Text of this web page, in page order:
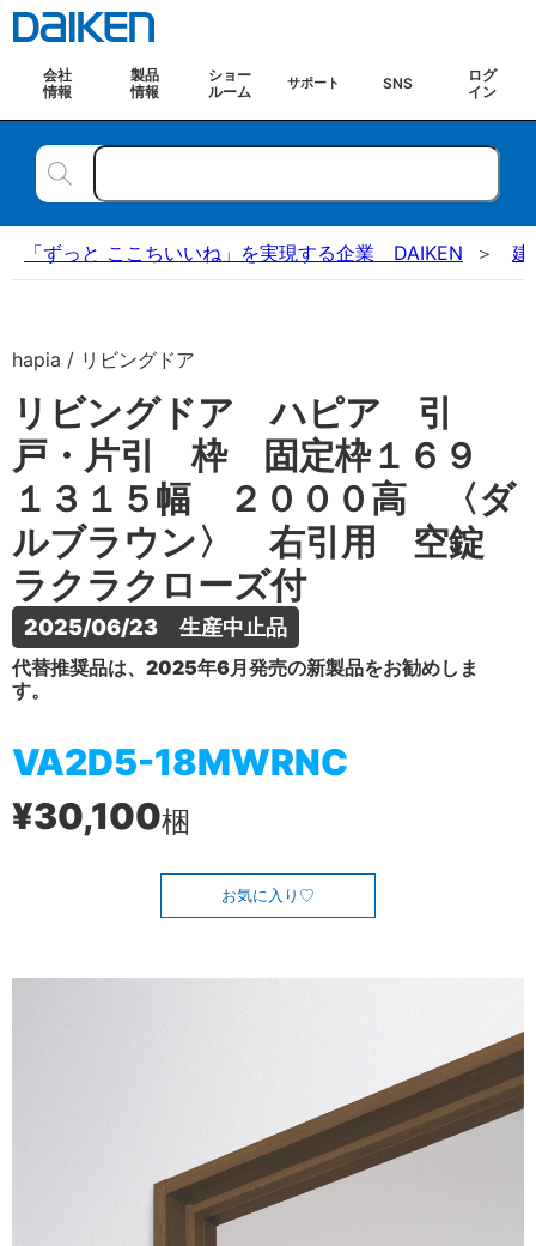
会社
情報
製品
情報
ショー
ルーム
サポート SNS
ログ
イン
「ずっと ここちいいね」を実現する企業 DAIKEN 建
hapia / リビングドア
リビングドア ハピア 引
戸・片引 枠 固定枠１６９
１３１５幅 ２０００高 〈ダ
ルブラウン〉 右引用 空錠
ラクラクローズ付
2025/06/23　生産中止品
代替推奨品は、2025年6月発売の新製品をお勧めしま
す。
VA2D5-18MWRNC
¥30,100梱
お気に入り